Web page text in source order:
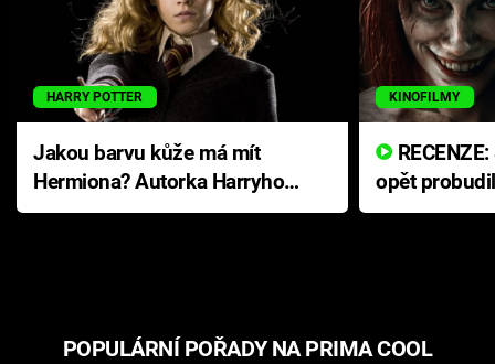
HARRY POTTER
Jakou barvu kůže má mít
Hermiona? Autorka Harryho
Pottera přišla s ráznou
KINOFILMY
opět
přichází s
POPULÁRNÍ POŘADY NA PRIMA COOL